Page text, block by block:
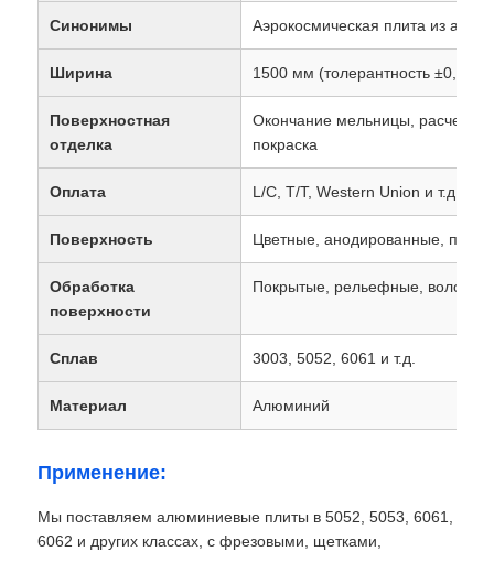
Алюминиевая пластина
Алюминиевый круг
Алюминиевая катушка с цветом
алюминиевая катушка
Алюминиевая катушка прокладки
Алюминиевая клетчатая пластина
Выбитый алюминий
Синонимы Аэрокосмическая плита из
Ширина 1500 мм (толерантность ±0,2
Поверхностная
отделка
Окончание мельницы,
покраска
Оплата L/C, T/T, Western Union и т.д.
Поверхность Цветные, анодированные,
Обработка
поверхности
Покрытые, рельефные, волосы,
Сплав 3003, 5052, 6061 и т.д.
Материал Алюминий
Применение:
Мы поставляем алюминиевые плиты в 5052, 5053, 6061,
6062 и других классах, с фрезовыми, щетками,